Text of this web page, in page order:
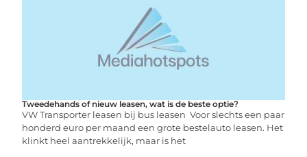
Tweedehands of nieuw leasen, wat is de beste optie?
VW Transporter leasen bij bus leasen Voor slechts een paar
honderd euro per maand een grote bestelauto leasen. Het
klinkt heel aantrekkelijk, maar is het